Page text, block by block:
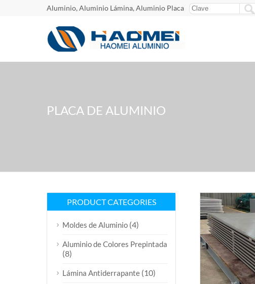
Aluminio, Aluminio Lámina, Aluminio Placa
PLACA DE ALUMINIO
PRODUCT CATEGORIES
Moldes de Aluminio (4)
Aluminio de Colores Prepintada
(8)
Lámina Antiderrapante (10)